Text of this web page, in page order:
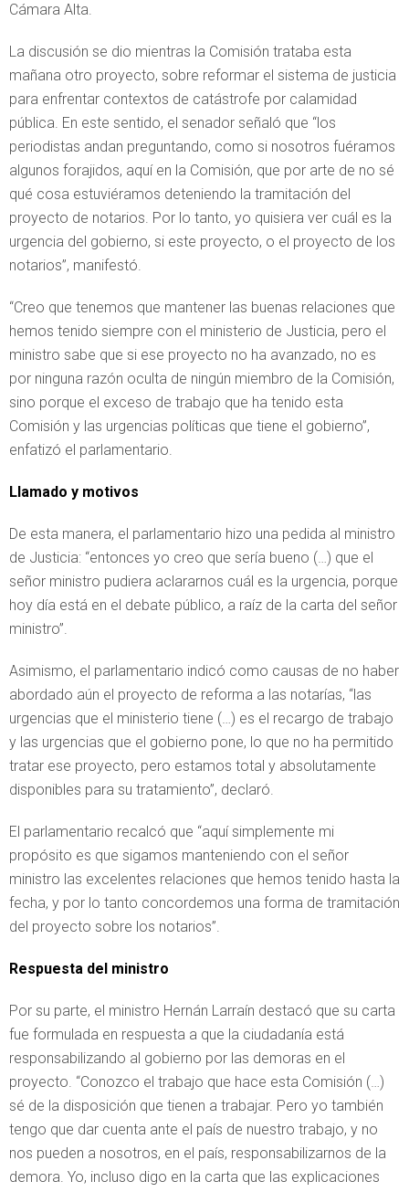
Cámara Alta.
La discusión se dio mientras la Comisión trataba esta
mañana otro proyecto, sobre reformar el sistema de justicia
para enfrentar contextos de catástrofe por calamidad
pública. En este sentido, el senador señaló que “los
periodistas andan preguntando, como si nosotros fuéramos
algunos forajidos, aquí en la Comisión, que por arte de no sé
qué cosa estuviéramos deteniendo la tramitación del
proyecto de notarios. Por lo tanto, yo quisiera ver cuál es la
urgencia del gobierno, si este proyecto, o el proyecto de los
notarios”, manifestó.
“Creo que tenemos que mantener las buenas relaciones que
hemos tenido siempre con el ministerio de Justicia, pero el
ministro sabe que si ese proyecto no ha avanzado, no es
por ninguna razón oculta de ningún miembro de la Comisión,
sino porque el exceso de trabajo que ha tenido esta
Comisión y las urgencias políticas que tiene el gobierno”,
enfatizó el parlamentario.
Llamado y motivos
De esta manera, el parlamentario hizo una pedida al ministro
de Justicia: “entonces yo creo que sería bueno (…) que el
señor ministro pudiera aclararnos cuál es la urgencia, porque
hoy día está en el debate público, a raíz de la carta del señor
ministro”.
Asimismo, el parlamentario indicó como causas de no haber
abordado aún el proyecto de reforma a las notarías, “las
urgencias que el ministerio tiene (…) es el recargo de trabajo
y las urgencias que el gobierno pone, lo que no ha permitido
tratar ese proyecto, pero estamos total y absolutamente
disponibles para su tratamiento”, declaró.
El parlamentario recalcó que “aquí simplemente mi
propósito es que sigamos manteniendo con el señor
ministro las excelentes relaciones que hemos tenido hasta la
fecha, y por lo tanto concordemos una forma de tramitación
del proyecto sobre los notarios”.
Respuesta del ministro
Por su parte, el ministro Hernán Larraín destacó que su carta
fue formulada en respuesta a que la ciudadanía está
responsabilizando al gobierno por las demoras en el
proyecto. “Conozco el trabajo que hace esta Comisión (…)
sé de la disposición que tienen a trabajar. Pero yo también
tengo que dar cuenta ante el país de nuestro trabajo, y no
nos pueden a nosotros, en el país, responsabilizarnos de la
demora. Yo, incluso digo en la carta que las explicaciones